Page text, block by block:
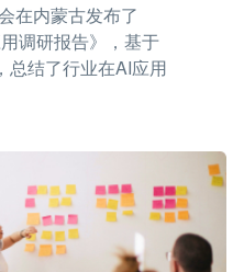
在内蒙古发布了
调研报告》，基于
总结了行业在AI应用